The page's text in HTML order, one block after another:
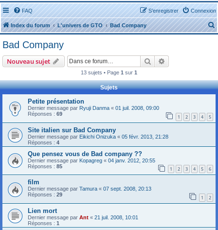
FAQ Connexion
S’enregistrer
Index du forum L'univers de GTO Bad Company
e
r
Bad Company
Nouveau sujet Rechercher
13 sujets • Page 1 sur 1
Sujets
Petite présentation
Dernier message par Ryuji Danma « 01 juil. 2008, 09:00
Réponses : 69 1 2 3 4 5
Site italien sur Bad Company
Dernier message par Eikichi Onizuka « 05 févr. 2013, 21:28
Réponses : 4
Que pensez vous de Bad company ??
Dernier message par Kopagreg « 04 janv. 2012, 20:55
Réponses : 85 1 2 3 4 5 6
film
Dernier message par Tamura « 07 sept. 2008, 20:13
Réponses : 29 1 2
Lien mort
Dernier message par Ant « 21 juil. 2008, 10:01
Réponses : 1